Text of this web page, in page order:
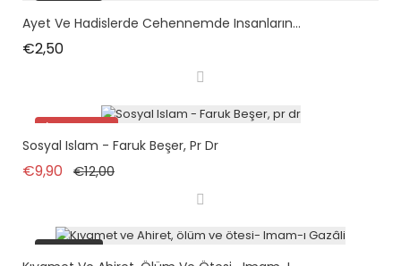
Ayet Ve Hadislerde Cehennemde Insanların...
€2,50Fiyat
İndirimde!
Sosyal Islam - Faruk Beşer, Pr Dr
€9,90 Normal fiyat
€12,00Fiyat
tükendi